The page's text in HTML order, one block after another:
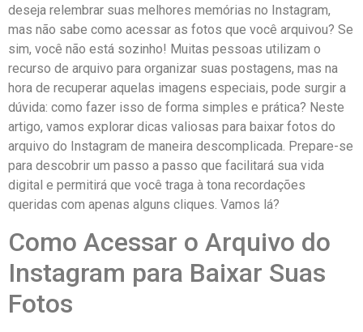
deseja relembrar suas melhores memórias no Instagram,
⁣mas não sabe como acessar as fotos que você ‌arquivou? Se
‍sim, você não está sozinho! Muitas pessoas utilizam o
recurso de arquivo para organizar suas postagens, mas na⁤
hora de recuperar aquelas imagens especiais, pode surgir a
dúvida: como fazer isso‌ de forma simples e prática? ​Neste
artigo, vamos explorar dicas‌ valiosas para baixar fotos do
arquivo do Instagram ⁣de maneira descomplicada. Prepare-se‍
para descobrir um passo a passo que facilitará sua vida
digital e permitirá que você traga ⁣à tona recordações
queridas com apenas alguns cliques. Vamos lá?
Como Acessar o Arquivo do
Instagram para Baixar Suas
Fotos